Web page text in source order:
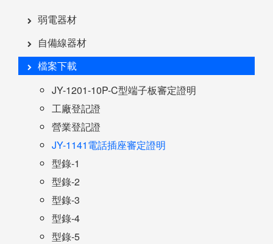
弱電器材
自備線器材
檔案下載
JY-1201-10P-C型端子板審定證明
工廠登記證
營業登記證
JY-1141電話插座審定證明
型錄-1
型錄-2
型錄-3
型錄-4
型錄-5